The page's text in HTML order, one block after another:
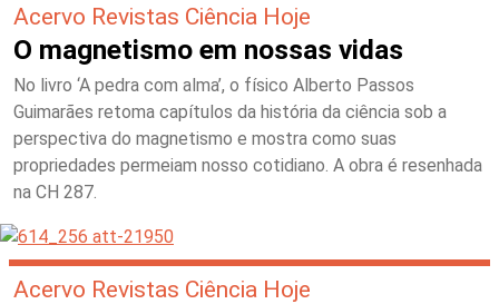
Acervo Revistas Ciência Hoje
O magnetismo em nossas vidas
No livro ‘A pedra com alma’, o físico Alberto Passos
Guimarães retoma capítulos da história da ciência sob a
perspectiva do magnetismo e mostra como suas
propriedades permeiam nosso cotidiano. A obra é resenhada
na CH 287.
Acervo Revistas Ciência Hoje